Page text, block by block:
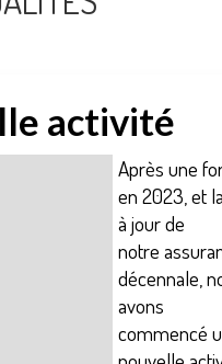
activité
Après une
en 2023, et
à jour de
notre
décennale,
avons
commencé